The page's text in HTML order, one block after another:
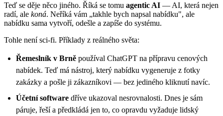
Teď se děje něco jiného. Říká se tomu agentic AI — AI, která nejen
radí, ale koná. Neříká vám „takhle bych napsal nabídku", ale
nabídku sama vytvoří, odešle a zapíše do systému.
Tohle není sci-fi. Příklady z reálného světa:
Řemeslník v Brně používal ChatGPT na přípravu cenových
nabídek. Teď má nástroj, který nabídku vygeneruje z fotky
zakázky a pošle ji zákazníkovi — bez jediného kliknutí navíc.
Účetní software dříve ukazoval nesrovnalosti. Dnes je sám
páruje, řeší a předkládá jen to, co opravdu vyžaduje lidský